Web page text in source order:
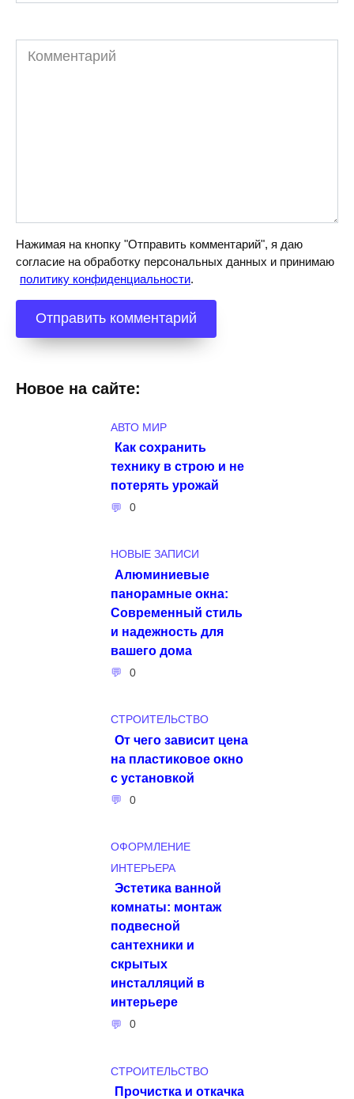
Комментарий
Нажимая на кнопку "Отправить комментарий", я даю
согласие на обработку персональных данных и принимаю
политику конфиденциальности.
Новое на сайте:
АВТО МИР
Как сохранить
технику в строю и не
потерять урожай
0
НОВЫЕ ЗАПИСИ
Алюминиевые
панорамные окна:
Современный стиль
и надежность для
вашего дома
0
СТРОИТЕЛЬСТВО
От чего зависит цена
на пластиковое окно
с установкой
0
ОФОРМЛЕНИЕ
ИНТЕРЬЕРА
Эстетика ванной
комнаты: монтаж
подвесной
сантехники и
скрытых
инсталляций в
интерьере
0
СТРОИТЕЛЬСТВО
Прочистка и откачка